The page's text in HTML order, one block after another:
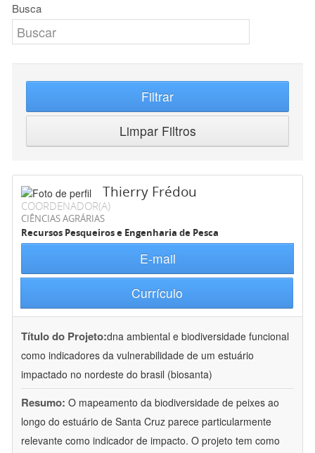
Busca
Filtrar
Limpar Filtros
Thierry Frédou
COORDENADOR(A)
CIÊNCIAS AGRÁRIAS
Recursos Pesqueiros e Engenharia de Pesca
E-mail
Currículo
Título do Projeto:dna ambiental e biodiversidade funcional
como indicadores da vulnerabilidade de um estuário
impactado no nordeste do brasil (biosanta)
Resumo: O mapeamento da biodiversidade de peixes ao
longo do estuário de Santa Cruz parece particularmente
relevante como indicador de impacto. O projeto tem como